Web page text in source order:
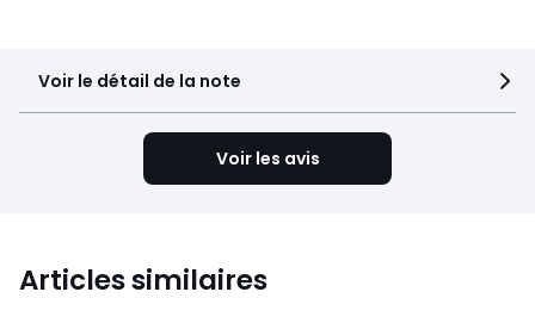
Voir le détail de la note
Voir les avis
Articles similaires